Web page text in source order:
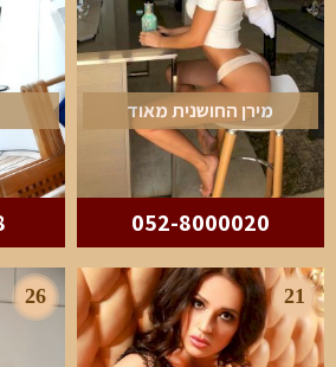
מירן החושנית מאוד
052-8000020
21
26